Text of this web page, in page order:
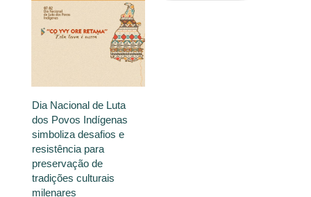
Dia Nacional de Luta
dos Povos Indígenas
simboliza desafios e
resistência para
preservação de
tradições culturais
milenares